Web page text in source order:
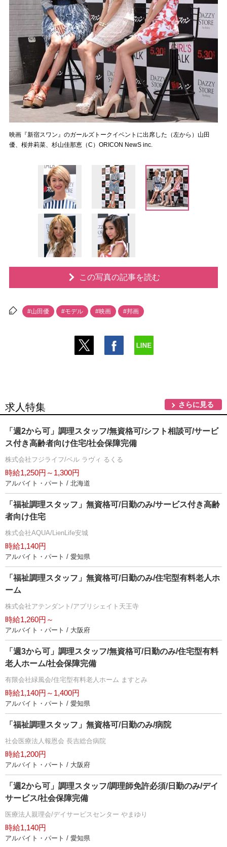
映画『新宿スワン』のガールズトークイベントに出席した（左から）山田
優、桜井莉菜、杉山佳那恵（C）ORICON NewS inc.
この写真の記事を読む
#山田優 #モデル #映画 #邦画
求人特集 さらに見る
「週2から可」調理スタッフ/無資格可/シフト相談可/サービ
ス付き高齢者向け住宅/社会保障完備
株式会社フジライフ/ベル ラヴィ るくる
時給1,250円～1,300円
アルバイト・パート / 北海道
「福祉調理スタッフ」無資格可/日勤のみ/サービス付き高齢
者向け住宅
株式会社AQUA/LienLife安城
時給1,140円
アルバイト・パート / 愛知県
「福祉調理スタッフ」無資格可/日勤のみ/住宅型有料老人ホ
ーム
株式会社アテンダント/アプリシェイト天王寺
時給1,260円～
アルバイト・パート / 大阪府
「週3から可」調理スタッフ/無資格可/日勤のみ/住宅型有料
老人ホーム/社会保障完備
有限会社緑風会/住宅型有料老人ホーム ますとみ
時給1,140円～1,400円
アルバイト・パート / 愛知県
「福祉調理スタッフ」無資格可/日勤のみ/病院
社会医療法人報恩会 長吉総合病院
時給1,200円
アルバイト・パート / 大阪府
「週2から可」調理スタッフ/調理師免許必須/日勤のみ/デイ
サービス/社会保障完備
医療法人親理会/デイサービスセンター やまゆり
時給1,140円
アルバイト・パート / 愛知県